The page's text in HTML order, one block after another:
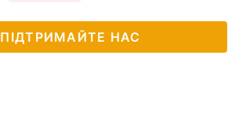
ПІДТРИМАЙТЕ НАС